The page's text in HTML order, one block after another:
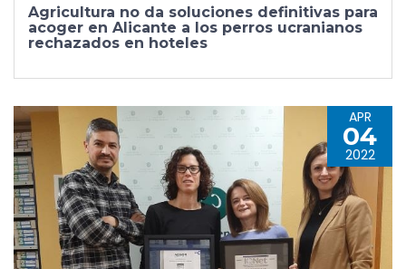
Agricultura no da soluciones definitivas para
acoger en Alicante a los perros ucranianos
rechazados en hoteles
APR
04
2022